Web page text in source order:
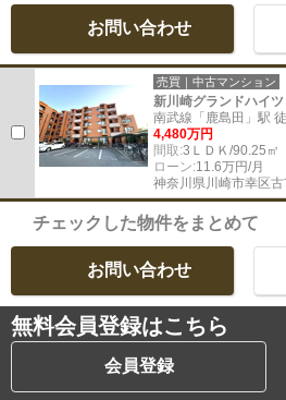
お問い合わせ
売買｜中古マンション
新川崎グランドハイツ
南武線「鹿島田」駅
4,480万円
間取:3ＬＤＫ/90.25㎡
ローン:11.6万円/月
神奈川県川崎市幸区
チェックした物件をまとめて
お問い合わせ
無料会員登録はこちら
会員登録